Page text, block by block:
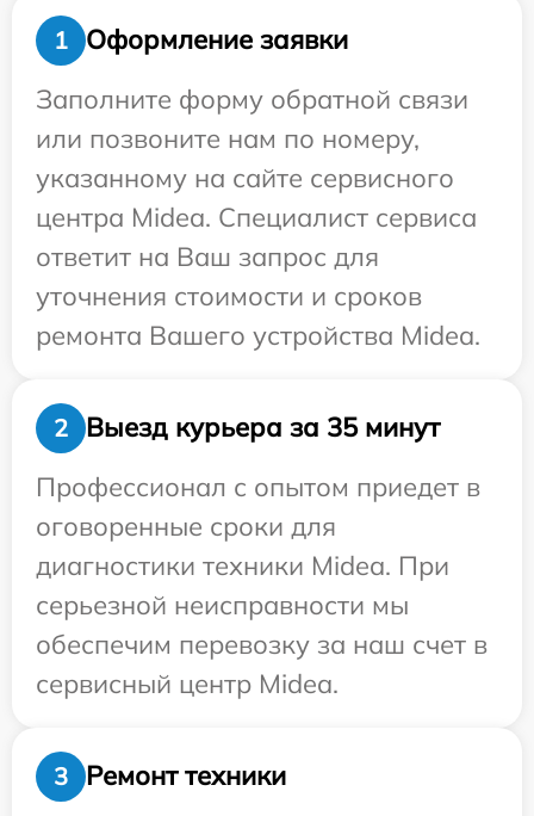
1
Оформление заявки
Заполните форму обратной связи
или позвоните нам по номеру,
указанному на сайте сервисного
центра Midea. Специалист сервиса
ответит на Ваш запрос для
уточнения стоимости и сроков
ремонта Вашего устройства Midea.
2
Выезд курьера за 35 минут
Профессионал с опытом приедет в
оговоренные сроки для
диагностики техники Midea. При
серьезной неисправности мы
обеспечим перевозку за наш счет в
сервисный центр Midea.
3 Ремонт техники